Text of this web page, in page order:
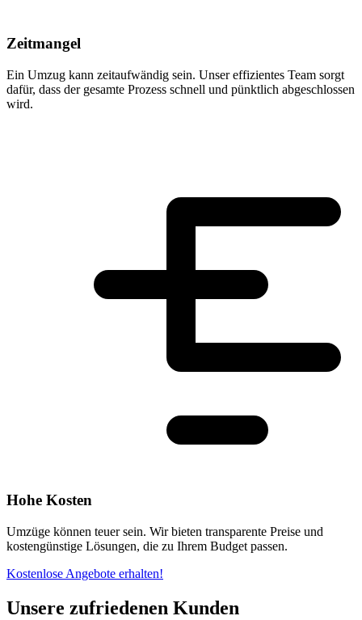
Zeitmangel
Ein Umzug kann zeitaufwändig sein. Unser effizientes Team sorgt
dafür, dass der gesamte Prozess schnell und pünktlich abgeschlossen
wird.
Hohe Kosten
Umzüge können teuer sein. Wir bieten transparente Preise und
kostengünstige Lösungen, die zu Ihrem Budget passen.
Kostenlose Angebote erhalten!
Unsere zufriedenen Kunden